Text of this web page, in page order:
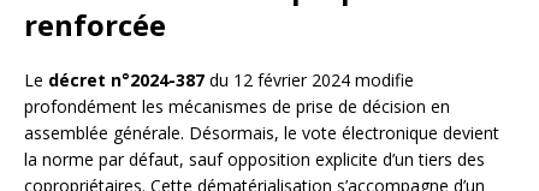
renforcée
Le décret n°2024-387 du 12 février 2024 modifie
profondément les mécanismes de prise de décision en
assemblée générale. Désormais, le vote électronique devient
la norme par défaut, sauf opposition explicite d’un tiers des
copropriétaires. Cette dématérialisation s’accompagne d’un